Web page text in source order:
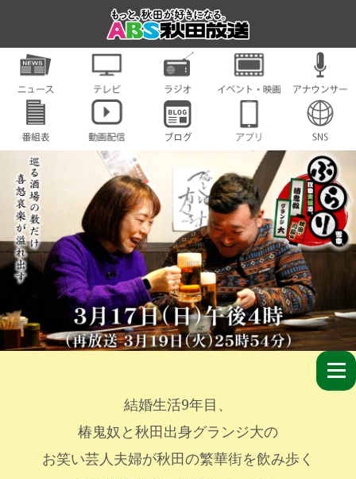
結婚生活9年目、
椿鬼奴と秋田出身グランジ大の
お笑い芸人夫婦が秋田の繁華街を飲み歩く